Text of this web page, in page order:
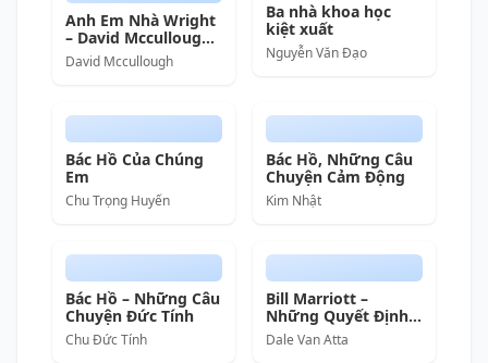
Anh Em Nhà Wright
– David Mccullough
& Nguyễn Đình Hào
(dịch) full mobi pdf
David Mccullough
Ba nhà khoa học
kiệt xuất
Nguyễn Văn Đạo
Bác Hồ Của Chúng
Em
Chu Trọng Huyến
Bác Hồ, Những Câu
Chuyện Cảm Động
Kim Nhật
Bác Hồ – Những Câu
Chuyện Đức Tính
Chu Đức Tính
Bill Marriott –
Những Quyết Định
Lịch Sử Làm Nên Đế
Chế Khách Sạn
Dale Van Atta